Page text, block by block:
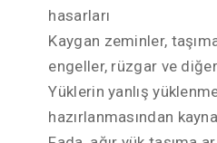
hasarları
Kaygan zeminler,
engeller, rüzgar ve
Yüklerin yanlış
hazırlanmasından